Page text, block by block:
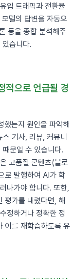
입 트래픽과 전환율
델의 답변을 자동으
등을 종합 분석해주
습니다.
적으로 언급될 경
했는지 원인을 파악해
기사, 리뷰, 커뮤니
문일 수 있습니다.
고품질 콘텐츠(블로
로 발행하여 AI가 학
나가야 합니다. 또한,
평가를 내렸다면, 해
정하거나 정확한 정
이를 재학습하도록 유